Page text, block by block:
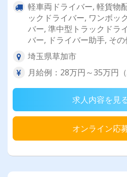
軽車両ドライバー, 軽貨物
ックドライバー, ワンボッ
バー, 準中型トラックドラ
バー, ドライバー助手, その
埼玉県草加市
月給例：28万円～35万円
求人内容を見
オンライン応